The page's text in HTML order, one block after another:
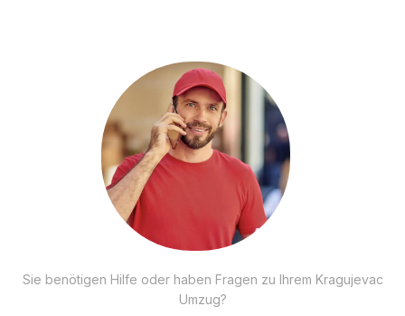
Sie benötigen Hilfe oder haben Fragen zu Ihrem Kragujevac
Umzug?